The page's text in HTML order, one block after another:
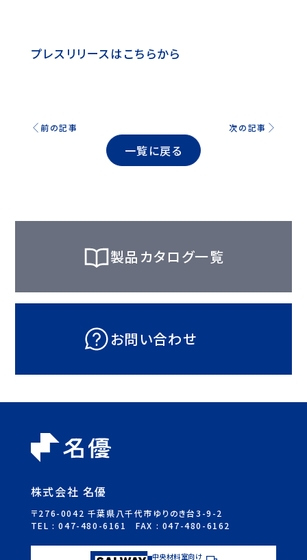
プレスリリースはこちらから
前の記事
一覧に戻る
次の記事
製品カタログ一覧
お問い合わせ
株式会社 名優
〒276-0042 千葉県八千代市ゆりのき台3-9-2
TEL :047-480-6161 FAX : 047-480-6162
中央材料室向け